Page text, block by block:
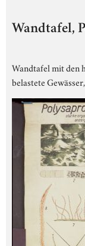
Wandtafel,
Wandtafel mit den
belastete